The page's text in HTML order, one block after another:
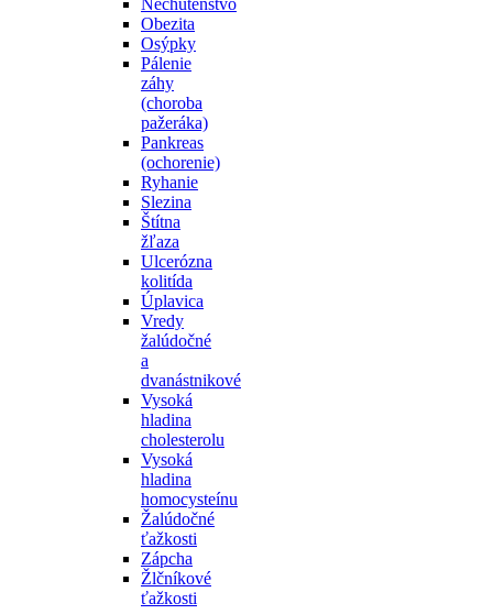
Nechutenstvo
Obezita
Osýpky
Pálenie
záhy
(choroba
pažeráka)
Pankreas
(ochorenie)
Ryhanie
Slezina
Štítna
žľaza
Ulcerózna
kolitída
Úplavica
Vredy
žalúdočné
a
dvanástnikové
Vysoká
hladina
cholesterolu
Vysoká
hladina
homocysteínu
Žalúdočné
ťažkosti
Zápcha
Žlčníkové
ťažkosti